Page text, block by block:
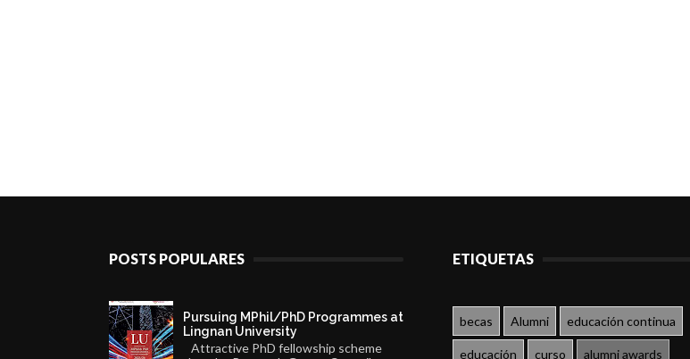
POSTS POPULARES
Pursuing MPhil/PhD Programmes at
Lingnan University
Attractive PhD fellowship scheme
ETIQUETAS
becas Alumni educación continua
educación curso alumni awards